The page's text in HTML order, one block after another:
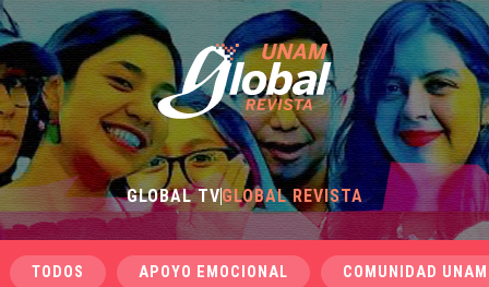
GLOBAL TVGLOBAL REVISTA
TODOS APOYO EMOCIONAL COMUNIDAD UNAM